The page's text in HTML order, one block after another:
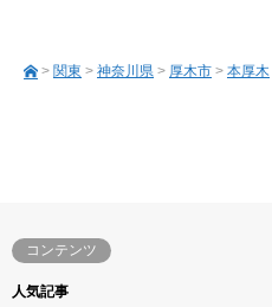
> 関東 > 神奈川県 > 厚木市 > 本厚木
コンテンツ
人気記事